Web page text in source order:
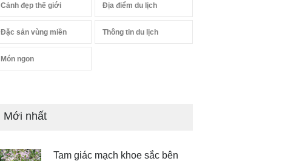
Cảnh đẹp thế giới Địa điểm du lịch
Đặc sản vùng miền Thông tin du lịch
Món ngon
Mới nhất
Tam giác mạch khoe sắc bên